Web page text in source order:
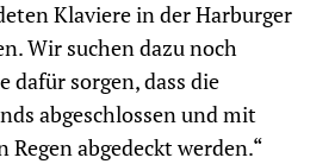
Klaviere in der Harburger
Wir suchen dazu noch
dafür sorgen, dass die
abgeschlossen und mit
Regen abgedeckt werden.“